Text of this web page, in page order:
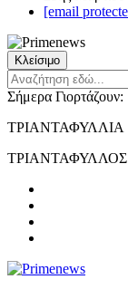
[email
Κλείσιμο
Σήμερα Γιορτάζουν:
ΤΡΙΑΝΤΑΦΥΛΛΙΑ
ΤΡΙΑΝΤΑΦΥΛΛΟΣ